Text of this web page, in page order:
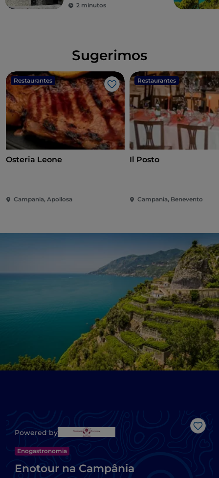
2 minutos
Sugerimos
Restaurantes
Gosto
Osteria Leone
Campania, Apollosa
Restaurantes
Il Posto
Campania, Benevento
Powered by
Enogastronomia
Enotour na Campânia